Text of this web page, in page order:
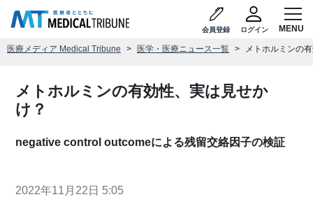
会員登録 ログイン
医療メディア Medical Tribune 医学・医療ニュース一覧 メトホルミンの
メトホルミンの有効性、実は見せか
け？
negative control outcomeによる残留交絡因子の検証
2022年11月22日 5:05